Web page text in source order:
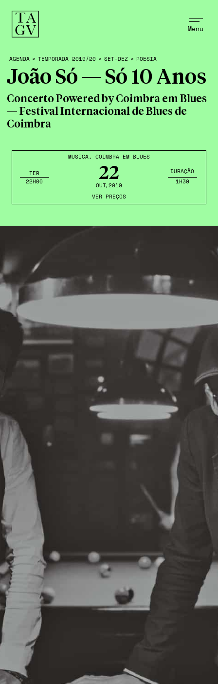
Menu
MÚSICA, COIMBRA EM BLUES
22
OUT,2019
TER
22H00
DURAÇÃO
1H30
VER PREÇOS
AGENDA > TEMPORADA 2019/20 > SET-DEZ > POESIA
João Só — Só 10 Anos
Concerto Powered by Coimbra em Blues
— Festival Internacional de Blues de
Coimbra